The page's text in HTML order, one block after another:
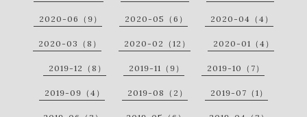
2020-06（9） 2020-05（6） 2020-04（4）
2020-03（8） 2020-02（12） 2020-01（4）
2019-12（8） 2019-11（9） 2019-10（7）
2019-09（4） 2019-08（2） 2019-07（1）